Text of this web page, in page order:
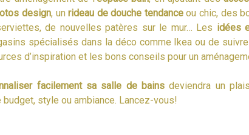
design, unrideau de douche tendanceou chic, des
de nouvelles patères sur le mur… Les idées
spécialisés dans la déco comme Ikea ou de suivre
d’inspiration et les bons conseils pour un
facilement sa salle de bains deviendra un
style ou ambiance. Lancez-vous!